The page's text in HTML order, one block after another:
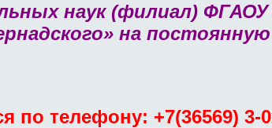
наук (филиал)
на
по телефону: +7(36569) 3-